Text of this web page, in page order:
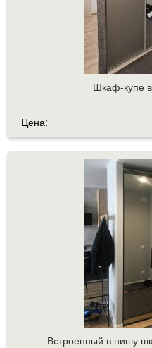
Шкаф-купе
Цена:
Встроенный в нишу